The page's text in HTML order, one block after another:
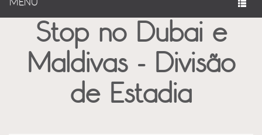
Stop no Dubai e
Maldivas - Divisão
de Estadia